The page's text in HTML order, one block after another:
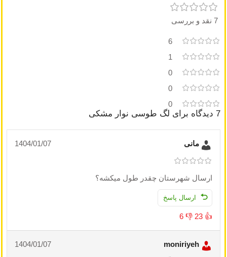
7 نقد و بررسی
6
1
0
0
0
7 دیدگاه برای لگ طوسی نوار مشکی
مانی 1404/01/07
ارسال شهرستان چقدر طول میکشه؟
ارسال پاسخ
👍
23
👎
6
moniriyeh
1404/01/07